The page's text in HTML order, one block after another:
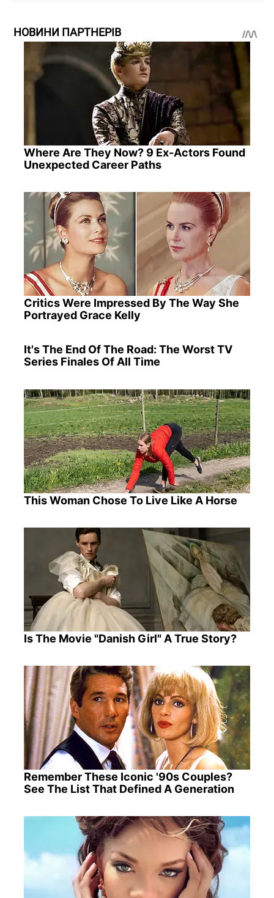
НОВИНИ ПАРТНЕРІВ
Where Are They Now? 9 Ex-Actors Found
Unexpected Career Paths
Critics Were Impressed By The Way She
Portrayed Grace Kelly
It's The End Of The Road: The Worst TV
Series Finales Of All Time
This Woman Chose To Live Like A Horse
Is The Movie "Danish Girl" A True Story?
Remember These Iconic '90s Couples?
See The List That Defined A Generation